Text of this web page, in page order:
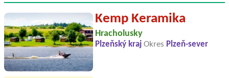
Kemp Keramika
Hracholusky
Plzeňský kraj Okres Plzeň-sever